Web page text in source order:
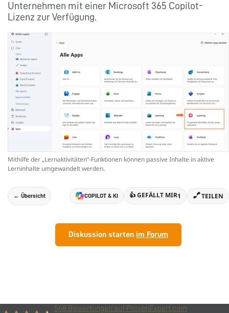
Unternehmen mit einer Microsoft 365 Copilot-
Lizenz zur Verfügung.
Mithilfe der „Lernaktivitäten“-Funktionen können passive Inhalte in aktive
Lerninhalte umgewandelt werden.
← Übersicht COPILOT & KI 👍 GEFÄLLT MIR1 TEILEN
Diskussion starten im Forum
568 Bewertungen auf ProvenExpert.com